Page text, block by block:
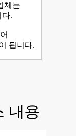
체는
다.
됩니다.
내용